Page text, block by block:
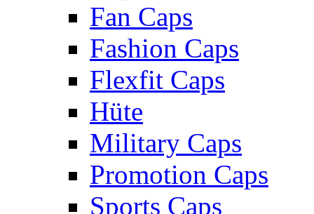
Fan Caps
Fashion Caps
Flexfit Caps
Hüte
Military Caps
Promotion Caps
Sports Caps